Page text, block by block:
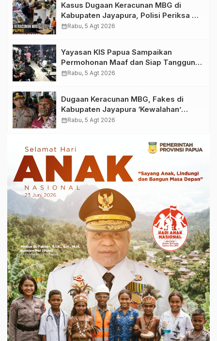
Kasus Dugaan Keracunan MBG di
Kabupaten Jayapura, Polisi Periksa 30
Orang Saksi
calendar_monthRabu, 5 Agt 2026
Yayasan KIS Papua Sampaikan
Permohonan Maaf dan Siap Tanggung
Biaya Korban Dugaan Keracunan MBG
calendar_monthRabu, 5 Agt 2026
Dugaan Keracunan MBG, Fakes di
Kabupaten Jayapura ‘Kewalahan’
Layani Ratusan Korban
calendar_monthRabu, 5 Agt 2026